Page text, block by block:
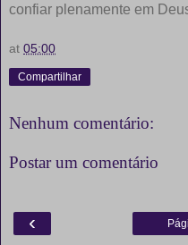
confiar plenamente em
at 05:00
Compartilhar
Nenhum comentário:
Postar um comentário
‹